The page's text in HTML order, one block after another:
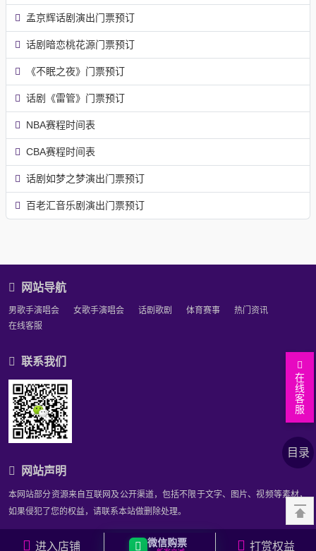
目录
部
正
下
文
相
资
关
答
相
专
可
孟京辉话剧演出门票预订
话剧暗恋桃花源门票预订
《不眠之夜》门票预订
话剧《雷管》门票预订
NBA赛程时间表
CBA赛程时间表
话剧如梦之梦演出门票预订
百老汇音乐剧演出门票预订
网站导航
男歌手演唱会 女歌手演唱会 话剧歌剧 体育赛事
热门资讯
在线客服
在
线
客
服
联系我们
网站声明
本网站部分资源来自互联网及公开渠道，包括不限于文字、图片、视频等素材，
如果侵犯了您的权益，请联系本站做删除处理。
沪ICP备2023039607号-1
进入店铺 微信购票 打赏权益